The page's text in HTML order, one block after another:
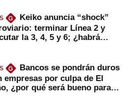
G
Keiko anuncia “shock”
terminar Línea 2 y
la 3, 4, 5 y 6; ¿habrá
G
Bancos se pondrán duros
empresas por culpa de El
¿por qué será bueno para